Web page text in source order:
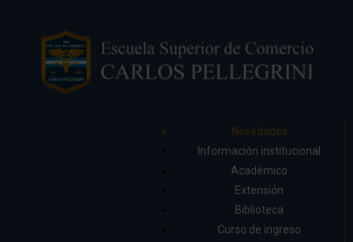
Novedades
Información institucional
Académico
Extensión
Biblioteca
Curso de ingreso